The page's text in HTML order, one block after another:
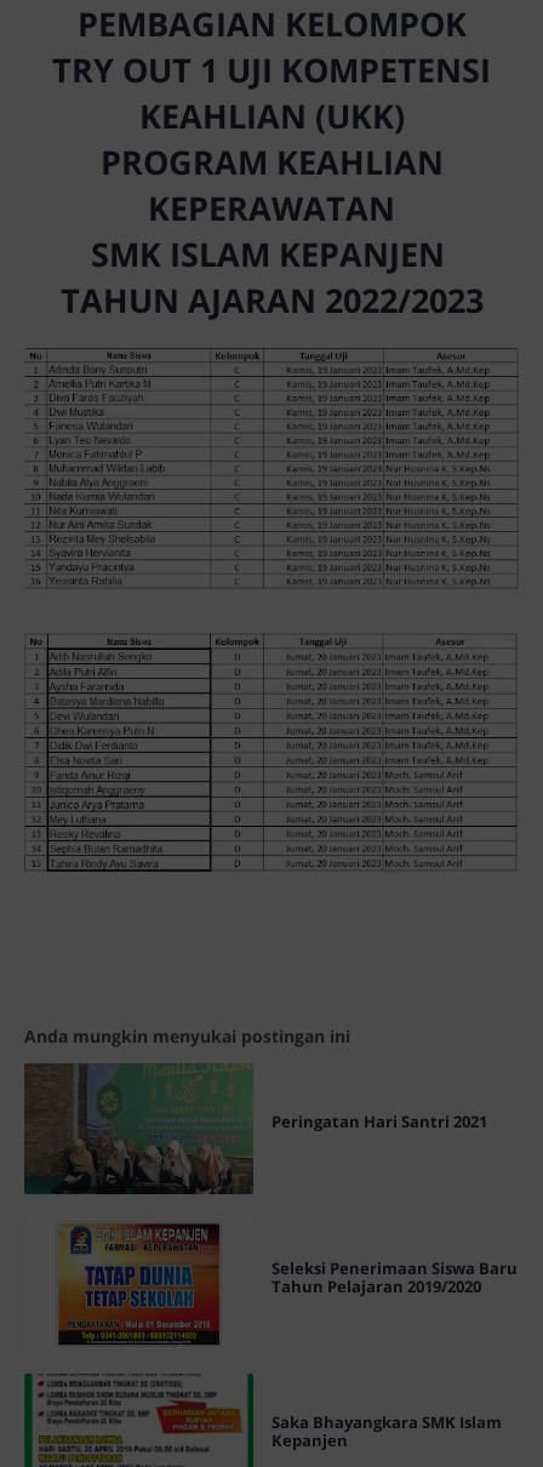
PEMBAGIAN KELOMPOK
TRY OUT 1 UJI KOMPETENSI
KEAHLIAN (UKK)
PROGRAM KEAHLIAN
KEPERAWATAN
SMK ISLAM KEPANJEN
TAHUN AJARAN 2022/2023
Anda mungkin menyukai postingan ini
Peringatan Hari Santri 2021
Seleksi Penerimaan Siswa Baru
Tahun Pelajaran 2019/2020
Saka Bhayangkara SMK Islam
Kepanjen